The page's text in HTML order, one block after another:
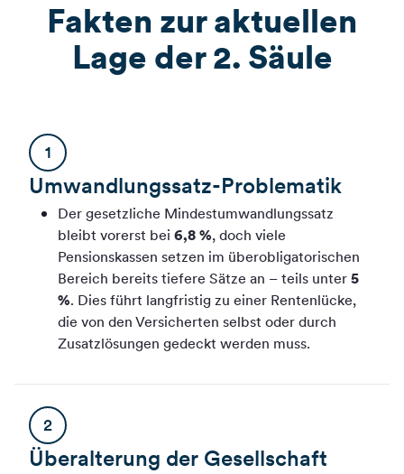
Fakten zur aktuellen
Lage der 2. Säule
1
Umwandlungssatz-Problematik
Der gesetzliche Mindestumwandlungssatz
bleibt vorerst bei 6,8 %, doch viele
Pensionskassen setzen im überobligatorischen
Bereich bereits tiefere Sätze an – teils unter 5
%. Dies führt langfristig zu einer Rentenlücke,
die von den Versicherten selbst oder durch
Zusatzlösungen gedeckt werden muss.
2
Überalterung der Gesellschaft